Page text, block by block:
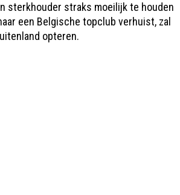
sterkhouder straks moeilijk te houden
een Belgische topclub verhuist, zal
opteren.